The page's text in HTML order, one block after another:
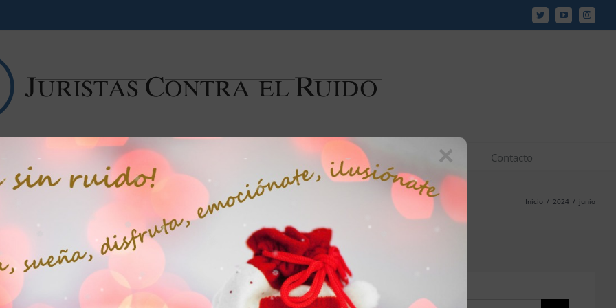
TwitterYouTube
Campaña contra el ruido Noticias Libros Artículos y vídeos JCR en los medios Contacto
Inicio / 2024 / junio
“La defensa frente al #ruido y a la
×